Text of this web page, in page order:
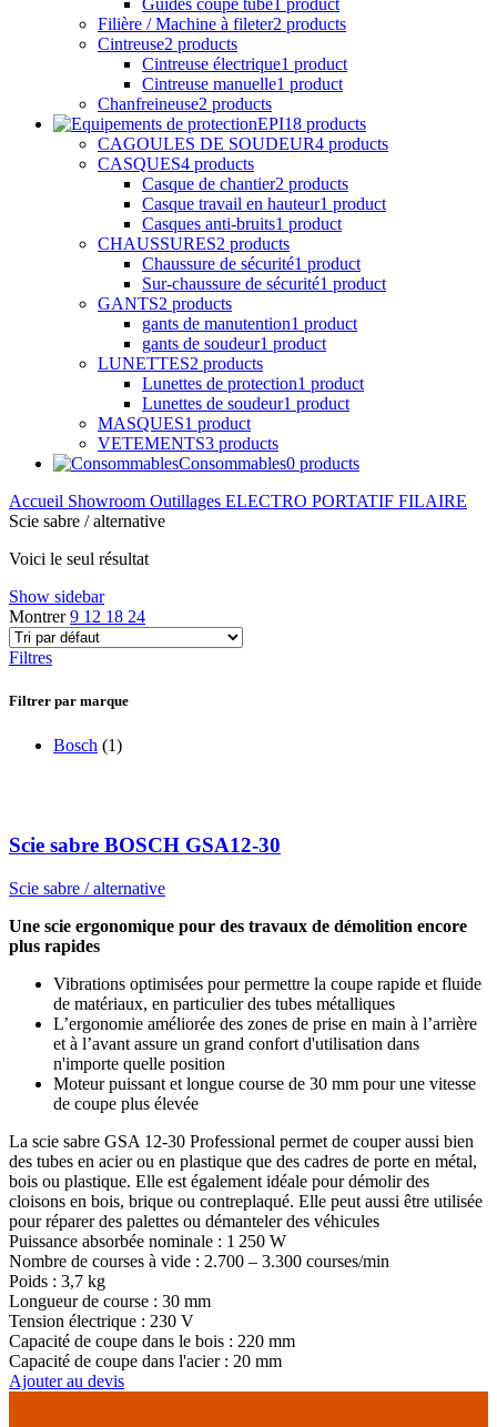
Guides coupe tube 1 product
Filière / Machine à fileter2 products
Cintreuse2 products
Cintreuse électrique1 product
Cintreuse manuelle1 product
Chanfreineuse2 products
EPI18 products
CAGOULES DE SOUDEUR4 products
CASQUES4 products
Casque de chantier2 products
Casque travail en hauteur1 product
Casques anti-bruits1 product
CHAUSSURES2 products
Chaussure de sécurité1 product
Sur-chaussure de sécurité1 product
GANTS2 products
gants de manutention1 product
gants de soudeur1 product
LUNETTES2 products
Lunettes de protection1 product
Lunettes de soudeur1 product
MASQUES1 product
VETEMENTS3 products
Consommables0 products
Accueil Showroom Outillages ELECTRO PORTATIF FILAIRE
Scie sabre / alternative
Voici le seul résultat
Show sidebar
Montrer9 12 18 24
Filtres
Filtrer par marque
Bosch (1)
Scie sabre BOSCH GSA12-30
Scie sabre / alternative
Une scie ergonomique pour des travaux de démolition encore
plus rapides
Vibrations optimisées pour permettre la coupe rapide et fluide
de matériaux, en particulier des tubes métalliques
L’ergonomie améliorée des zones de prise en main à l’arrière
et à l’avant assure un grand confort d'utilisation dans
n'importe quelle position
Moteur puissant et longue course de 30 mm pour une vitesse
de coupe plus élevée
La scie sabre GSA 12-30 Professional permet de couper aussi bien
des tubes en acier ou en plastique que des cadres de porte en métal,
bois ou plastique. Elle est également idéale pour démolir des
cloisons en bois, brique ou contreplaqué. Elle peut aussi être utilisée
pour réparer des palettes ou démanteler des véhicules
Puissance absorbée nominale : 1 250 W
Nombre de courses à vide : 2.700 – 3.300 courses/min
Poids : 3,7 kg
Longueur de course : 30 mm
Tension électrique : 230 V
Capacité de coupe dans le bois : 220 mm
Capacité de coupe dans l'acier : 20 mm
Ajouter au devis